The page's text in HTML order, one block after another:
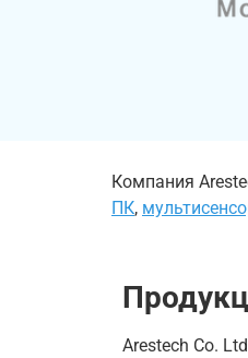
Компания
ПК,
Arestech Co.